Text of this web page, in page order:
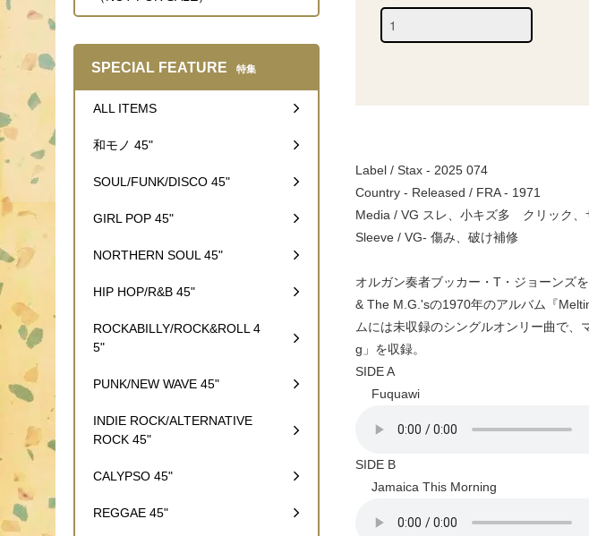
Label / Stax - 2025 074
Country - Released / FRA - 1971
Media / VG スレ、小キズ多 クリック、
Sleeve / VG- 傷み、破け補修
オルガン奏者ブッカー・T・ジョーンズ
& The M.G.'sの1970年のアルバム『
ムには未収録のシングルオンリー曲で
g」を収録。
SIDE A
Fuquawi
SIDE B
Jamaica This Morning
SPECIAL FEATURE 特集
ALL ITEMS
和モノ 45"
SOUL/FUNK/DISCO 45"
GIRL POP 45"
NORTHERN SOUL 45"
HIP HOP/R&B 45"
ROCKABILLY/ROCK&ROLL 4
5"
PUNK/NEW WAVE 45"
INDIE ROCK/ALTERNATIVE
ROCK 45"
CALYPSO 45"
REGGAE 45"